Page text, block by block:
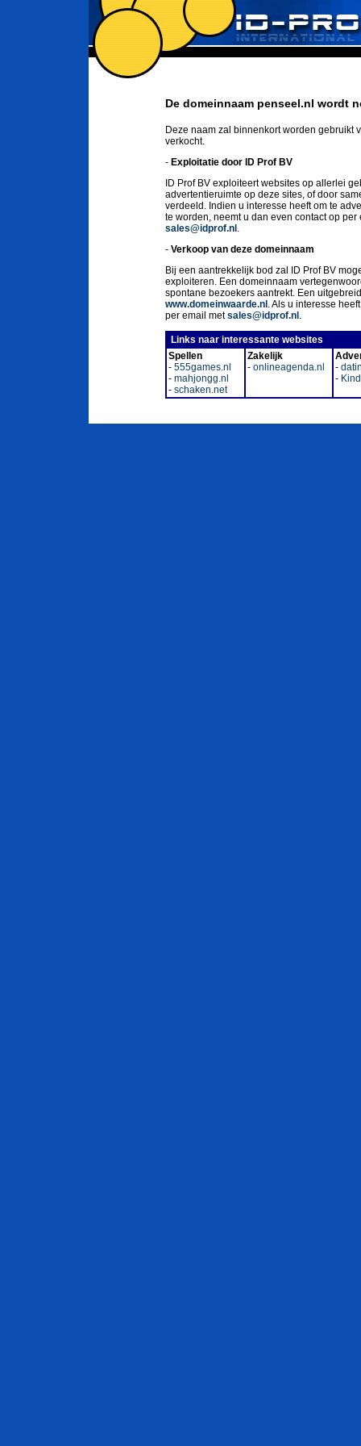
De domeinnaam penseel.nl wordt
Deze naam zal binnenkort worden gebruikt
verkocht.
- Exploitatie door ID Prof BV
ID Prof BV exploiteert websites op allerlei
advertentieruimte op deze sites, of door
verdeeld. Indien u interesse heeft om te
te worden, neemt u dan even contact op
sales@idprof.nl .
- Verkoop van deze domeinnaam
Bij een aantrekkelijk bod zal ID Prof BV
exploiteren. Een domeinnaam
spontane bezoekers aantrekt. Een
www.domeinwaarde.nl . Als u interesse
per email metsales@idprof.nl .
Links naar interessante websites
Spellen
- 555games.nl
- mahjongg.nl
- schaken.net
Zakelijk
- onlineagenda.nl
-
-